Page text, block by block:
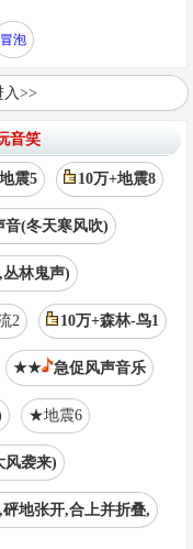
冒泡
入>>
音笑
震5 10万+地震8
音(冬天寒风吹)
林鬼声)
2 10万+森林-鸟1
★★ 急促风声音乐
★地震6
风袭来)
地张开,合上并折叠,